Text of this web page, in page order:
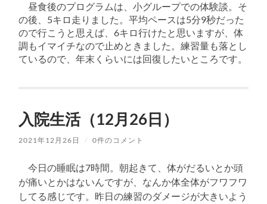
昼食後のプログラムは、小グループでの体験談。そ
の後、5キロ走りました。平均ペースは5分9秒だった
ので行こうと思えば、6キロ行けたと思いますが、体
調もイマイチなので止めときました。練習量も落とし
ているので、年末くらいには回復したいところです。
入院生活（12月26日）
2021年12月26日 / 0件のコメント
今日の睡眠は7時間。朝起きて、体がだるいとか頭
が痛いとかはないんですが、なんか体全体がフワフワ
してる感じです。昨日の練習のダメージが大きいよう